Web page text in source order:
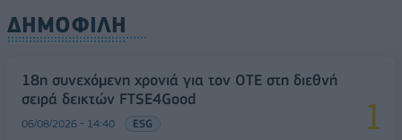
ΔΗΜΟΦΙΛΗ
18η συνεχόμενη χρονιά για τον ΟΤΕ στη διεθνή
σειρά δεικτών FTSE4Good
06/08/2026 - 14:40 ESG